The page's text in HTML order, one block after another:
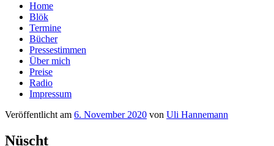
Home
Blök
Termine
Bücher
Pressestimmen
Über mich
Preise
Radio
Impressum
Veröffentlicht am 6. November 2020 von Uli Hannemann
Nüscht